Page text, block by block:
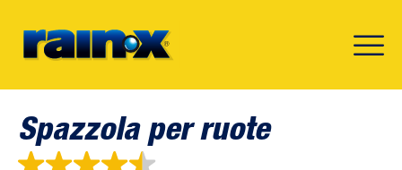
Spazzola per ruote